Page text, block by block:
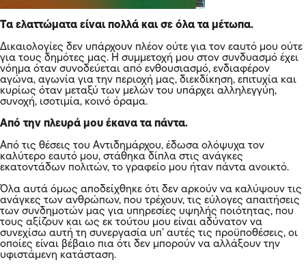
Τα ελαττώματα είναι πολλά και σε όλα τα μέτωπα.
Δικαιολογίες δεν υπάρχουν πλέον ούτε για τον εαυτό μου ούτε
για τους δημότες μας. Η συμμετοχή μου στον συνδυασμό έχει
νόημα όταν συνοδεύεται από ενθουσιασμό, ενδιαφέρον
αγώνα, αγωνία για την περιοχή μας, διεκδίκηση, επιτυχία και
κυρίως όταν μεταξύ των μελών του υπάρχει αλληλεγγύη,
συνοχή, ισοτιμία, κοινό όραμα.
Από την πλευρά μου έκανα τα πάντα.
Από τις θέσεις του Αντιδημάρχου, έδωσα ολόψυχα τον
καλύτερο εαυτό μου, στάθηκα δίπλα στις ανάγκες
εκατοντάδων πολιτών, το γραφείο μου ήταν πάντα ανοικτό.
Όλα αυτά όμως αποδείχθηκε ότι δεν αρκούν να καλύψουν τις
ανάγκες των ανθρώπων, που τρέχουν, τις εύλογες απαιτήσεις
των συνδημοτών μας για υπηρεσίες υψηλής ποιότητας, που
τους αξίζουν και ως εκ τούτου μου είναι αδύνατον να
συνεχίσω αυτή τη συνεργασία υπ’ αυτές τις προϋποθέσεις, οι
οποίες είναι βέβαιο πια ότι δεν μπορούν να αλλάξουν την
υφιστάμενη κατάσταση.